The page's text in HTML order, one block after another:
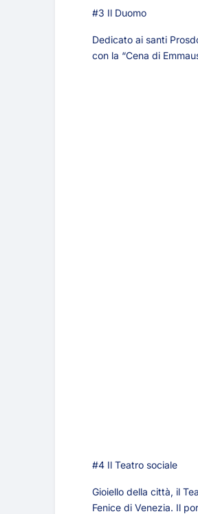
#3 Il Duomo
Dedicato ai santi
con la “Cena di
#4 Il Teatro sociale
Gioiello della città, il
Fenice di Venezia. Il